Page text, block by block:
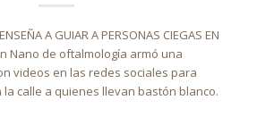
A GUIAR A PERSONAS CIEGAS EN
Nano de oftalmología armó una
videos en las redes sociales para
calle a quienes llevan bastón blanco.